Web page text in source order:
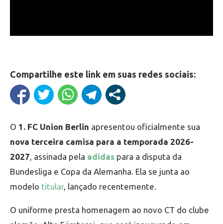
Compartilhe este link em suas redes sociais:
O 1. FC Union Berlin apresentou oficialmente sua
nova terceira camisa para a temporada 2026-
2027, assinada pela adidas para a disputa da
Bundesliga e Copa da Alemanha. Ela se junta ao
modelo titular, lançado recentemente.
O uniforme presta homenagem ao novo CT do clube